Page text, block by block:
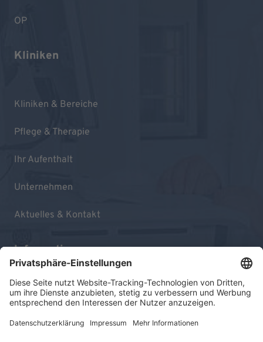
OP
Kliniken
Kliniken & Bereiche
Pflege & Therapie
Ihr Aufenthalt
Unternehmen
Aktuelles & Kontakt
Informationen
Impressum